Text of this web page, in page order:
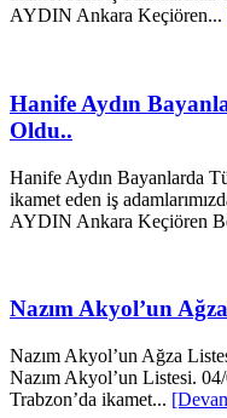
AYDIN Ankara Keçiören...
Hanife Aydın
Oldu..
Hanife Aydın Bayanlarda
ikamet eden iş
AYDIN Ankara Keçiören
Nazım Akyol’un
Nazım Akyol’un Ağza
Nazım Akyol’un Listesi.
Trabzon’da ikamet...